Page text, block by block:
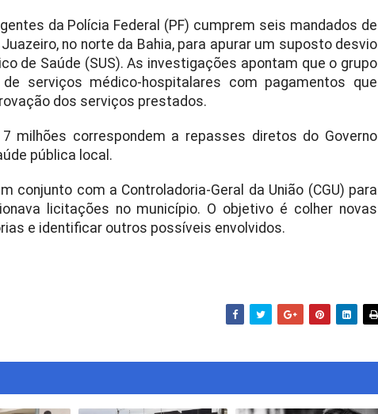
da Polícia Federal (PF) cumprem seis mandados de
no norte da Bahia, para apurar um suposto desvio
de Saúde (SUS). As investigações apontam que o grupo
serviços médico-hospitalares com pagamentos que
dos serviços prestados.
milhões correspondem a repasses diretos do Governo
pública local.
conjunto com a Controladoria-Geral da União (CGU) para
licitações no município. O objetivo é colher novas
e identificar outros possíveis envolvidos.